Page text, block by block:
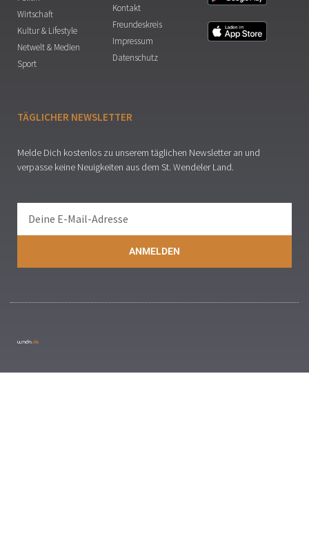
Wirtschaft
Kultur & Lifestyle
Netwelt & Medien
Sport
Kontakt
Freundeskreis
Impressum
Datenschutz
TÄGLICHER NEWSLETTER
Melde Dich kostenlos zu unserem täglichen Newsletter an und
verpasse keine Neuigkeiten aus dem St. Wendeler Land.
ANMELDEN